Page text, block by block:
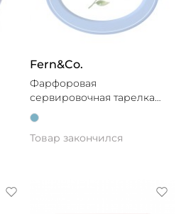
Fern&Co.
Фарфоровая
сервировочная тарелка
Mai
Товар закончился